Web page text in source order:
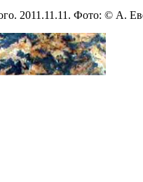
2011.11.11. Фото: © А.